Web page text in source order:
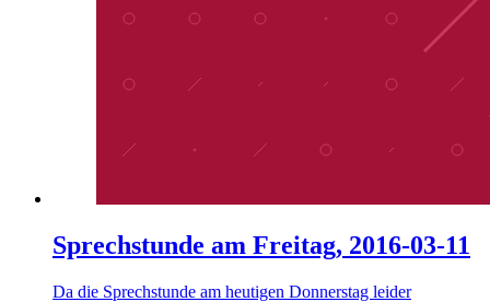
Sprechstunde am Freitag, 2016-03-11
Da die Sprechstunde am heutigen Donnerstag leider